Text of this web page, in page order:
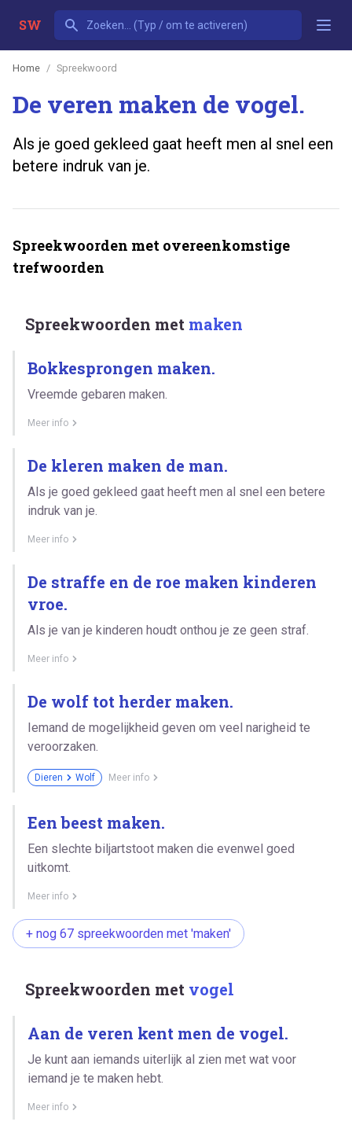
SW
Home Spreekwoord
De veren maken de vogel.
Als je goed gekleed gaat heeft men al snel een
betere indruk van je.
Spreekwoorden met overeenkomstige
trefwoorden
Spreekwoorden met maken
Bokkesprongen maken.
Vreemde gebaren maken.
Meer info
De kleren maken de man.
Als je goed gekleed gaat heeft men al snel een betere
indruk van je.
Meer info
De straffe en de roe maken kinderen
vroe.
Als je van je kinderen houdt onthou je ze geen straf.
Meer info
De wolf tot herder maken.
Iemand de mogelijkheid geven om veel narigheid te
veroorzaken.
Dieren Wolf Meer info
Een beest maken.
Een slechte biljartstoot maken die evenwel goed
uitkomt.
Meer info
+ nog 67 spreekwoorden met 'maken'
Spreekwoorden met vogel
Aan de veren kent men de vogel.
Je kunt aan iemands uiterlijk al zien met wat voor
iemand je te maken hebt.
Meer info